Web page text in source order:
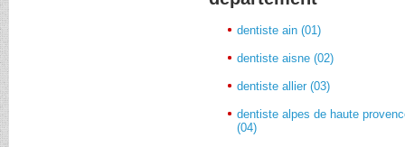
dentiste ain (01)
dentiste aisne (02)
dentiste allier (03)
dentiste alpes de haute
(04)